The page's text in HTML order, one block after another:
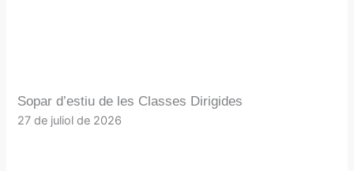
Sopar d’estiu de les Classes Dirigides
27 de juliol de 2026